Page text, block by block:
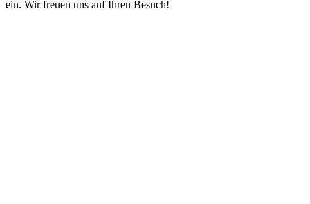
ein. Wir freuen uns auf Ihren Besuch!